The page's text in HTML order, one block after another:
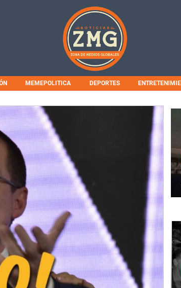
MEMEPOLITICA DEPORTES